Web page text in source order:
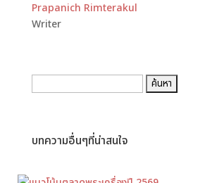
Prapanich Rimterakul
Writer
บทความอื่นๆที่น่าสนใจ